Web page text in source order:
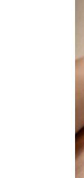
bộ ấm chén du
Nhỏ Bộ Trà
Ấm Trà Trà Di
Ly Trà ấm trà